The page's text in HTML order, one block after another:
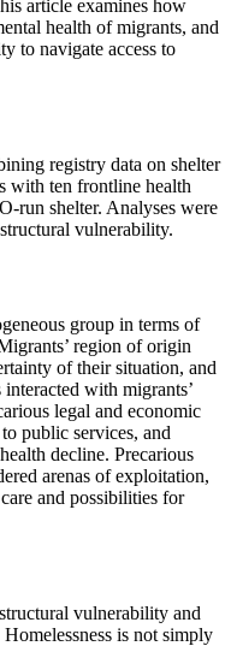
article examines how
health of migrants, and
to navigate access to
registry data on shelter
with ten frontline health
run shelter. Analyses were
vulnerability.
group in terms of
region of origin
of their situation, and
with migrants’
legal and economic
public services, and
decline. Precarious
arenas of exploitation,
and possibilities for
vulnerability and
is not simply